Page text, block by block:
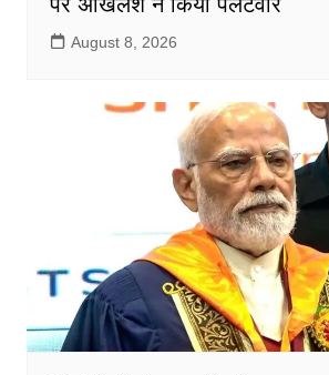
August 8, 2026